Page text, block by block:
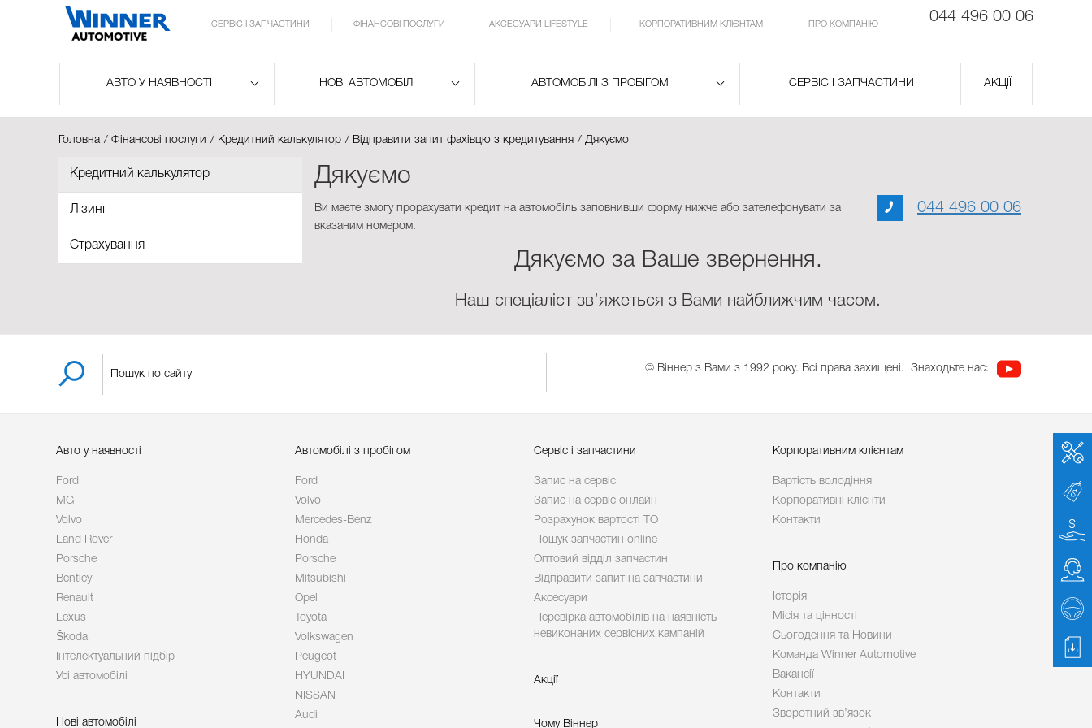
044 496 00 06
СЕРВІС І ЗАПЧАСТИНИ ФІНАНСОВІ ПОСЛУГИ АКСЕСУАРИ LIFESTYLE КОРПОРАТИВНИМ КЛІЄНТАМ ПРО КОМПАНІЮ
АВТО У НАЯВНОСТІ НОВІ АВТОМОБІЛІ АВТОМОБІЛІ З ПРОБІГОМ СЕРВІС І ЗАПЧАСТИНИ АКЦІЇ
Головна Фінансові послуги Кредитний калькулятор Відправити запит фахівцю з кредитування Дякуємо
Кредитний калькулятор
Лізинг
Страхування
Дякуємо
044 496 00 06
Ви маєте змогу прорахувати кредит на автомобіль заповнивши форму нижче або зателефонувати за
вказаним номером.
Дякуємо за Ваше звернення.
Наш спеціаліст зв’яжеться з Вами найближчим часом.
© Віннер з Вами з 1992 року. Всі права захищені. Знаходьте нас:
Авто у наявності
Ford
MG
Volvo
Land Rover
Porsche
Bentley
Renault
Lexus
Škoda
Інтелектуальний підбір
Усі автомобілі
Нові автомобілі
Автомобілі з пробігом
Ford
Volvo
Mercedes-Benz
Honda
Porsche
Mitsubishi
Opel
Toyota
Volkswagen
Peugeot
HYUNDAI
NISSAN
Audi
Сервіс і запчастини
Запис на сервіс
Запис на сервіс онлайн
Розрахунок вартості ТО
Пошук запчастин online
Оптовий відділ запчастин
Відправити запит на запчастини
Аксесуари
Перевірка автомобілів на наявність
невиконаних сервісних кампаній
Акції
Чому Віннер
Корпоративним клієнтам
Вартість володіння
Корпоративні клієнти
Контакти
Про компанію
Історія
Місія та цінності
Сьогодення та Новини
Команда Winner Automotive
Вакансії
Контакти
Зворотний зв’язок